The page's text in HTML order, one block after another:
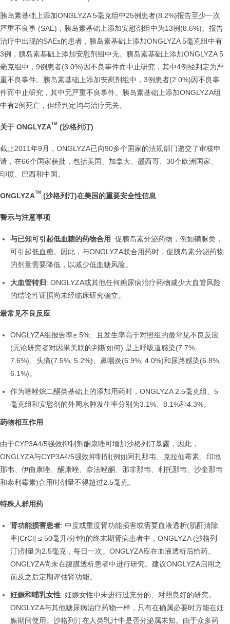
胰岛素基础上添加ONGLYZA 5毫克组中25例患者(8.2%)报告至少一次
严重不良事 (SAE)，胰岛素基础上添加安慰剂组中为13例(8.6%)。报告
治疗中出现的SAEs的患者，胰岛素基础上添加ONGLYZA 5毫克组中有
3例，胰岛素基础上添加安慰剂组中无。胰岛素基础上添加ONGLYZA 5
毫克组中，9例患者(3.0%)因不良事件而中止研究，其中4例经判定为严
重不良事件。胰岛素基础上添加安慰剂组中，3例患者(2.0%)因不良事
件而中止研究，其中无严重不良事件。胰岛素基础上添加ONGLYZA组
中有2例死亡，但经判定均与治疗无关。
关于 ONGLYZATM (沙格列汀)
截止2011年9月，ONGLYZA已向90多个国家的法规部门递交了审核申
请，在66个国家获批，包括美国、加拿大、墨西哥、30个欧洲国家、
印度、巴西和中国。
ONGLYZATM (沙格列汀)在美国的重要安全性信息
警示与注意事项
与已知可引起低血糖的药物合用: 促胰岛素分泌药物，例如磺脲类，
可引起低血糖。因此，与ONGLYZA联合用药时，促胰岛素分泌药物
的剂量需要降低，以减少低血糖风险。
大血管转归: ONGLYZA或其他任何糖尿病治疗药物减少大血管风险
的结论性证据尚未经临床研究确立。
最常见不良反应
ONGLYZA组报告率≥ 5%、且发生率高于对照组的最常见不良反应
(无论研究者对因果关联的判断如何) 是上呼吸道感染(7.7%,
7.6%)、头痛(7.5%, 5.2%)、鼻咽炎(6.9%, 4.0%)和尿路感染(6.8%,
6.1%)。
作为噻唑烷二酮类基础上的添加用药时，ONGLYZA 2.5毫克组、5
毫克组和安慰剂的外周水肿发生率分别为3.1%、8.1%和4.3%。
药物相互作用
由于CYP3A4/5强效抑制剂酮康唑可增加沙格列汀暴露，因此，
ONGLYZA与CYP3A4/5强效抑制剂(例如阿扎那韦、克拉仙霉素、印地
那韦、伊曲康唑、酮康唑、奈法唑酮、那非那韦、利托那韦、沙奎那韦
和泰利霉素)合用时剂量不得超过2.5毫克。
特殊人群用药
肾功能损害患者: 中度或重度肾功能损害或需要血液透析(肌酐清除
率[CrCl] ≤ 50毫升/分钟)的终末期肾病患者中，ONGLYZA (沙格列
汀)剂量为2.5毫克，每日一次。ONGLYZA应在血液透析后给药。
ONGLYZA尚未在腹膜透析患者中进行研究。建议ONGLYZA启用之
前及之后定期评估肾功能。
妊娠和哺乳女性: 妊娠女性中未进行过充分的、对照良好的研究。
ONGLYZA与其他糖尿病治疗药物一样，只有在确属必要时方能在妊
娠期间使用。沙格列汀在人类乳汁中是否分泌属未知。由于众多药